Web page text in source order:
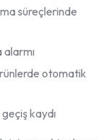
süreçlerinde
otomatik
kaydı